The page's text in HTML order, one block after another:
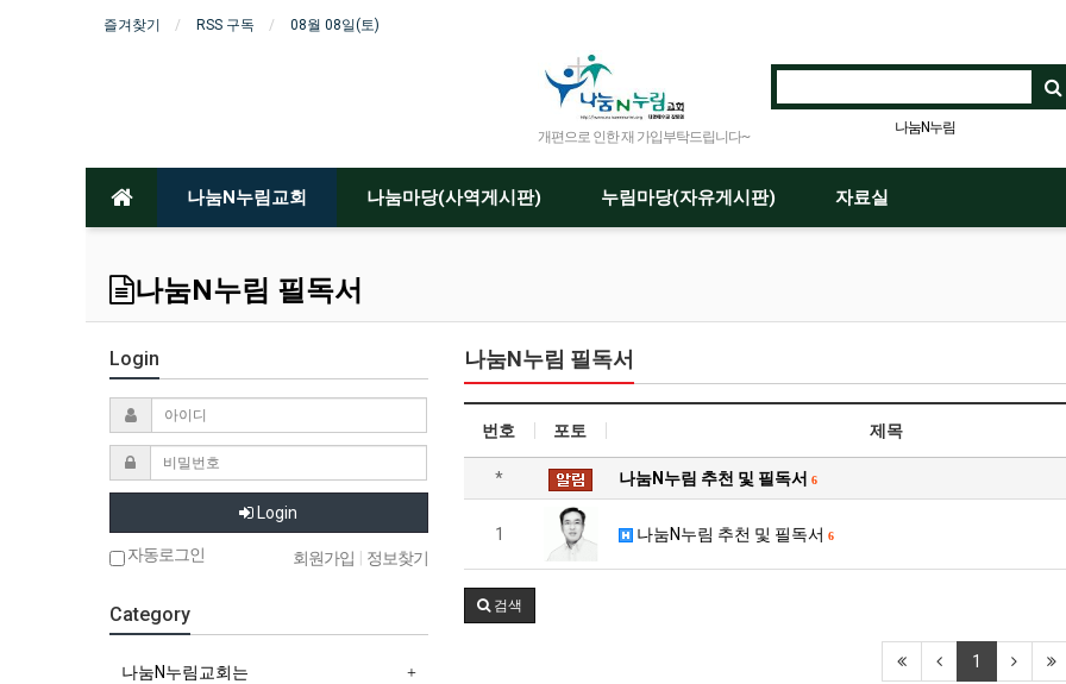
즐겨찾기 RSS 구독 08월 08일(토)
개편으로 인한 재 가입부탁드립니다~
나눔N누림
나눔N누림교회 나눔마당(사역게시판) 누림마당(자유게시판) 자료실
나눔N누림 필독서
나눔N누림 필독서
번호 포토 제목
* 나눔N누림 추천 및 필독서 6
1 나눔N누림 추천 및 필독서 6
검색
1
Login
Login
자동로그인 회원가입 정보찾기
Category
나눔N누림교회는